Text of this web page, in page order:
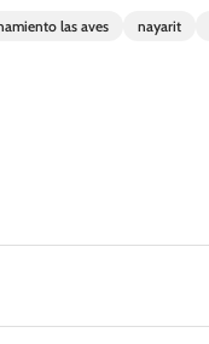
las aves nayarit